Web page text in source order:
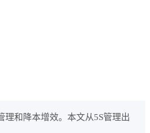
和降本增效。本文从5S管理出